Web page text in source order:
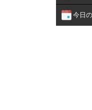
今日